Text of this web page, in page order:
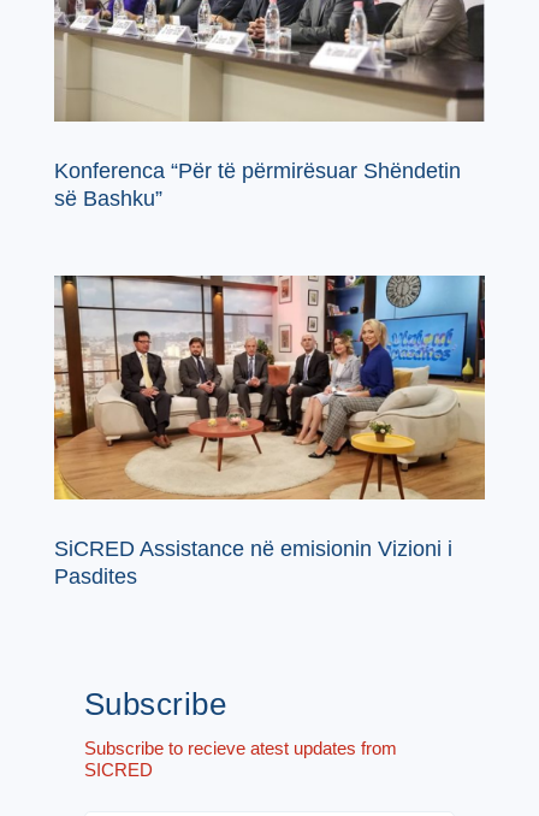
Konferenca “Për të përmirësuar Shëndetin
së Bashku”
SiCRED Assistance në emisionin Vizioni i
Pasdites
Subscribe
Subscribe to recieve atest updates from
SICRED